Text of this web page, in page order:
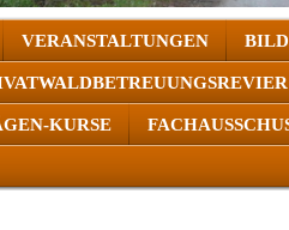
VERANSTALTUNGEN
KURSE